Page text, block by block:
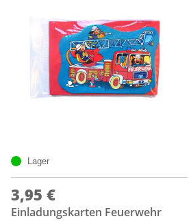
Lager
3,95 €
Einladungskarten Feuerwehr